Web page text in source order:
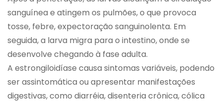
sanguínea e atingem os pulmões, o que provoca
tosse, febre, expectoração sanguinolenta. Em
seguida, a larva migra para o intestino, onde se
desenvolve chegando à fase adulta.
A estrongiloidíase causa sintomas variáveis, podendo
ser assintomática ou apresentar manifestações
digestivas, como diarréia, disenteria crônica, cólica